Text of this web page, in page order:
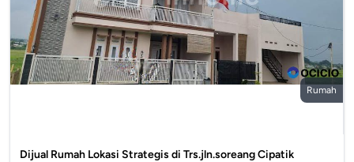
Rumah
Dijual Rumah Lokasi Strategis di Trs.jln.soreang Cipatik